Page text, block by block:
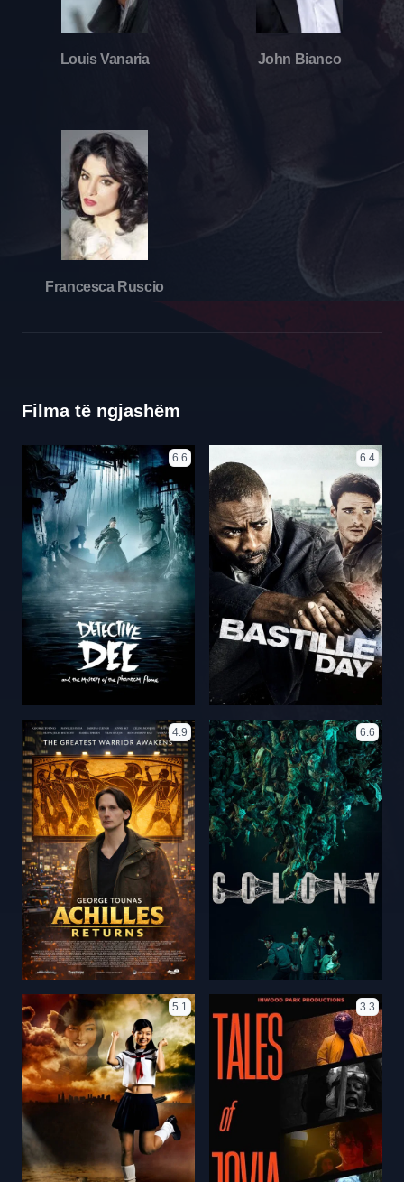
Louis Vanaria John Bianco
Francesca Ruscio
Filma të ngjashëm
6.6 6.4
4.9 6.6
5.1 3.3